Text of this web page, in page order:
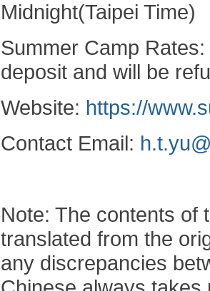
Midnight(Taipei Time)
Summer Camp
deposit and will be
Website: https://
Contact Email:
Note: The contents of
translated from the
any discrepancies